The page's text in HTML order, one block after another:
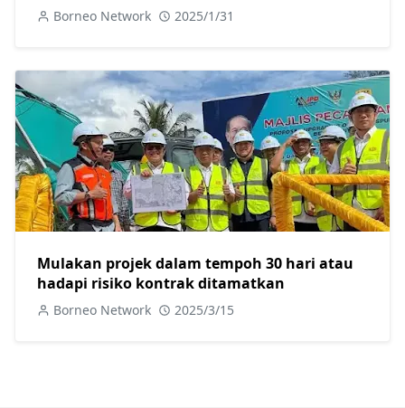
Borneo Network 2025/1/31
Mulakan projek dalam tempoh 30 hari atau
hadapi risiko kontrak ditamatkan
Borneo Network 2025/3/15